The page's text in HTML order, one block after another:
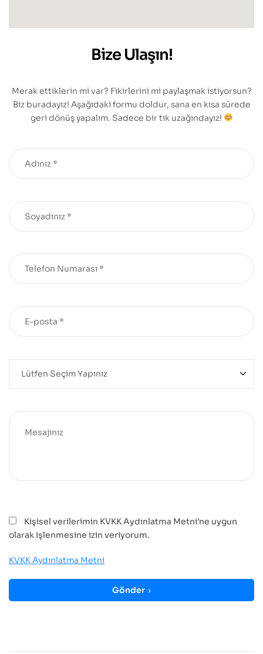
Bize Ulaşın!
Merak ettiklerin mi var? Fikirlerini mi paylaşmak istiyorsun?
Biz buradayız! Aşağıdaki formu doldur, sana en kısa sürede
geri dönüş yapalım. Sadece bir tık uzağındayız!
Kişisel verilerimin KVKK Aydınlatma Metni’ne uygun
olarak işlenmesine izin veriyorum.
KVKK Aydınlatma Metni
Gönder